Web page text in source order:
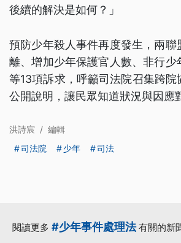
後續的解決是如何？」
預防少年殺人事件再度發生，兩聯
離、增加少年保護官人數、非行少
等13項訴求，呼籲司法院召集跨院
公開說明，讓民眾知道狀況與因應
洪詩宸 / 編輯
司法院
少年 司法
閱讀更多 #少年事件處理法有關的新